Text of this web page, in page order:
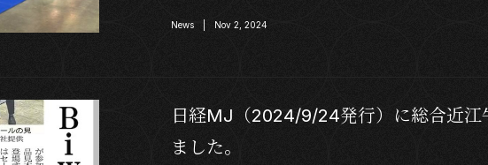
News | Nov 2, 2024
日経MJ（2024/9/24発行）に総合近江
ました。